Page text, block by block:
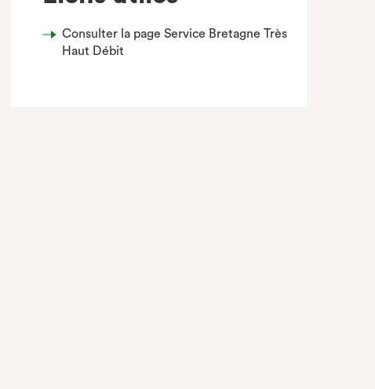
Consulter la page Service Bretagne Très
Haut Débit